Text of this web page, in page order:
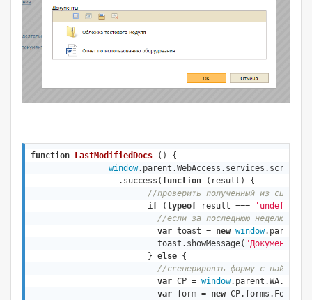
function LastModifiedDocs ( ) {
window
		  .success(
function ( result ) {
//проверить полученный из
if (typeof result === 'undefind'
//если за последнюю неделю не
var toast = new window
			  toast.showMessage(
"Документы
			}
else {
//сгенерировть форму с
var CP = window.parent.WA.CMP;
var form = new